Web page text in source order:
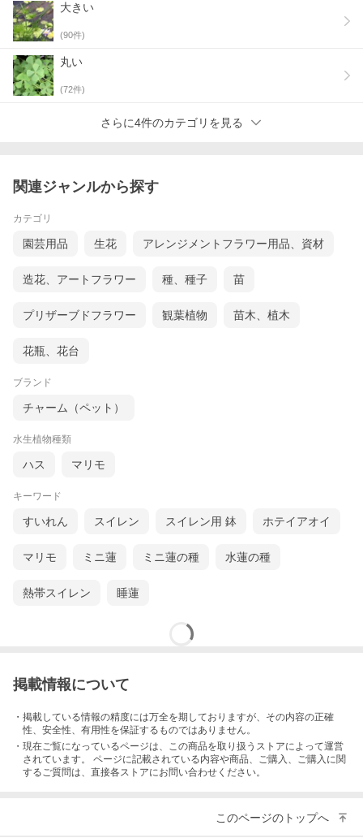
大きい
(90件)
丸い
(72件)
さらに4件のカテゴリを見る
関連ジャンルから探す
カテゴリ
園芸用品 生花 アレンジメントフラワー用品、資材
造花、アートフラワー 種、種子 苗
プリザーブドフラワー 観葉植物 苗木、植木
花瓶、花台
ブランド
チャーム（ペット）
水生植物種類
ハス マリモ
キーワード
すいれん スイレン スイレン用 鉢 ホテイアオイ
マリモ ミニ蓮 ミニ蓮の種 水蓮の種
熱帯スイレン 睡蓮
掲載情報について
・掲載している情報の精度には万全を期しておりますが、その内容の正確
性、安全性、有用性を保証するものではありません。
・現在ご覧になっているページは、この商品を取り扱うストアによって運営
されています。 ページに記載されている内容や商品、ご購入 、ご購入に関
するご質問は、直接各ストアにお問い合わせください。
このページのトップへ